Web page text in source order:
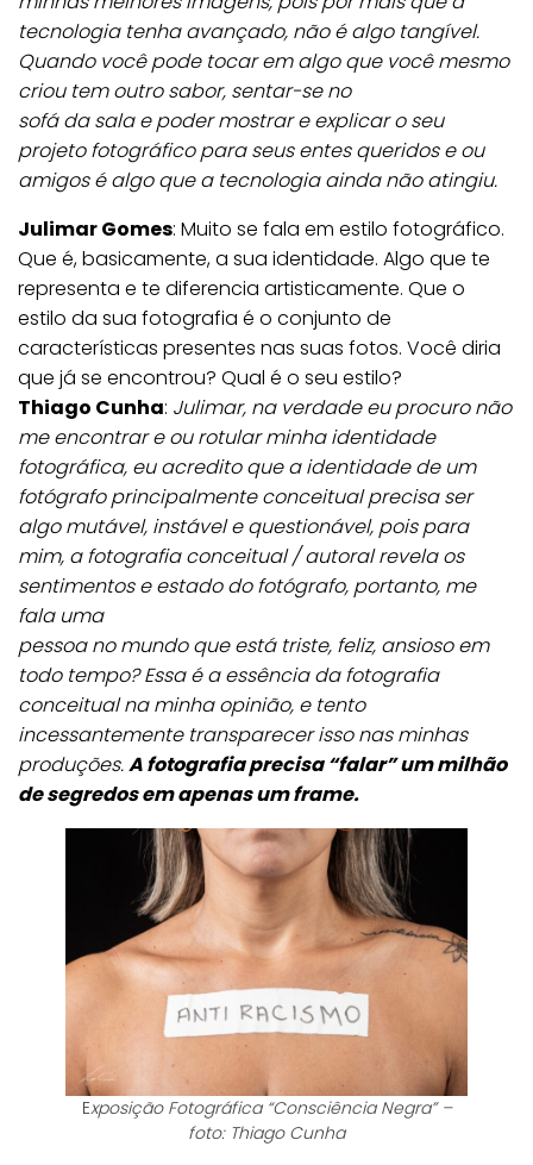
tecnologia tenha avançado, não é algo tangível.
Quando você pode tocar em algo que você mesmo
criou tem outro sabor, sentar-se no
sofá da sala e poder mostrar e explicar o seu
projeto fotográfico para seus entes queridos e ou
amigos é algo que a tecnologia ainda não atingiu.
Julimar Gomes: Muito se fala em estilo fotográfico.
Que é, basicamente, a sua identidade. Algo que te
representa e te diferencia artisticamente. Que o
estilo da sua fotografia é o conjunto de
características presentes nas suas fotos. Você diria
que já se encontrou? Qual é o seu estilo?
Thiago Cunha: Julimar, na verdade eu procuro não
me encontrar e ou rotular minha identidade
fotográfica, eu acredito que a identidade de um
fotógrafo principalmente conceitual precisa ser
algo mutável, instável e questionável, pois para
mim, a fotografia conceitual / autoral revela os
sentimentos e estado do fotógrafo, portanto, me
fala uma
pessoa no mundo que está triste, feliz, ansioso em
todo tempo? Essa é a essência da fotografia
conceitual na minha opinião, e tento
incessantemente transparecer isso nas minhas
produções.A fotografia precisa “falar” um milhão
de segredos em apenas um frame.
Exposição Fotográfica “Consciência Negra” –
foto: Thiago Cunha